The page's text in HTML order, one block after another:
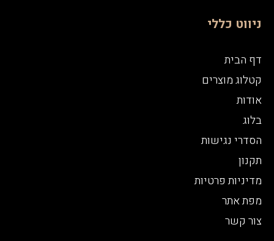
ניווט כללי
דף הבית
קטלוג מוצרים
אודות
בלוג
הסדרי נגישות
תקנון
מדיניות פרטיות
מפת אתר
צור קשר